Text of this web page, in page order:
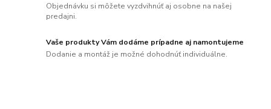
Objednávku si môžete vyzdvihnúť aj osobne na našej
predajni.
Vaše produkty Vám dodáme prípadne aj namontujeme
Dodanie a montáž je možné dohodnúť individuálne.